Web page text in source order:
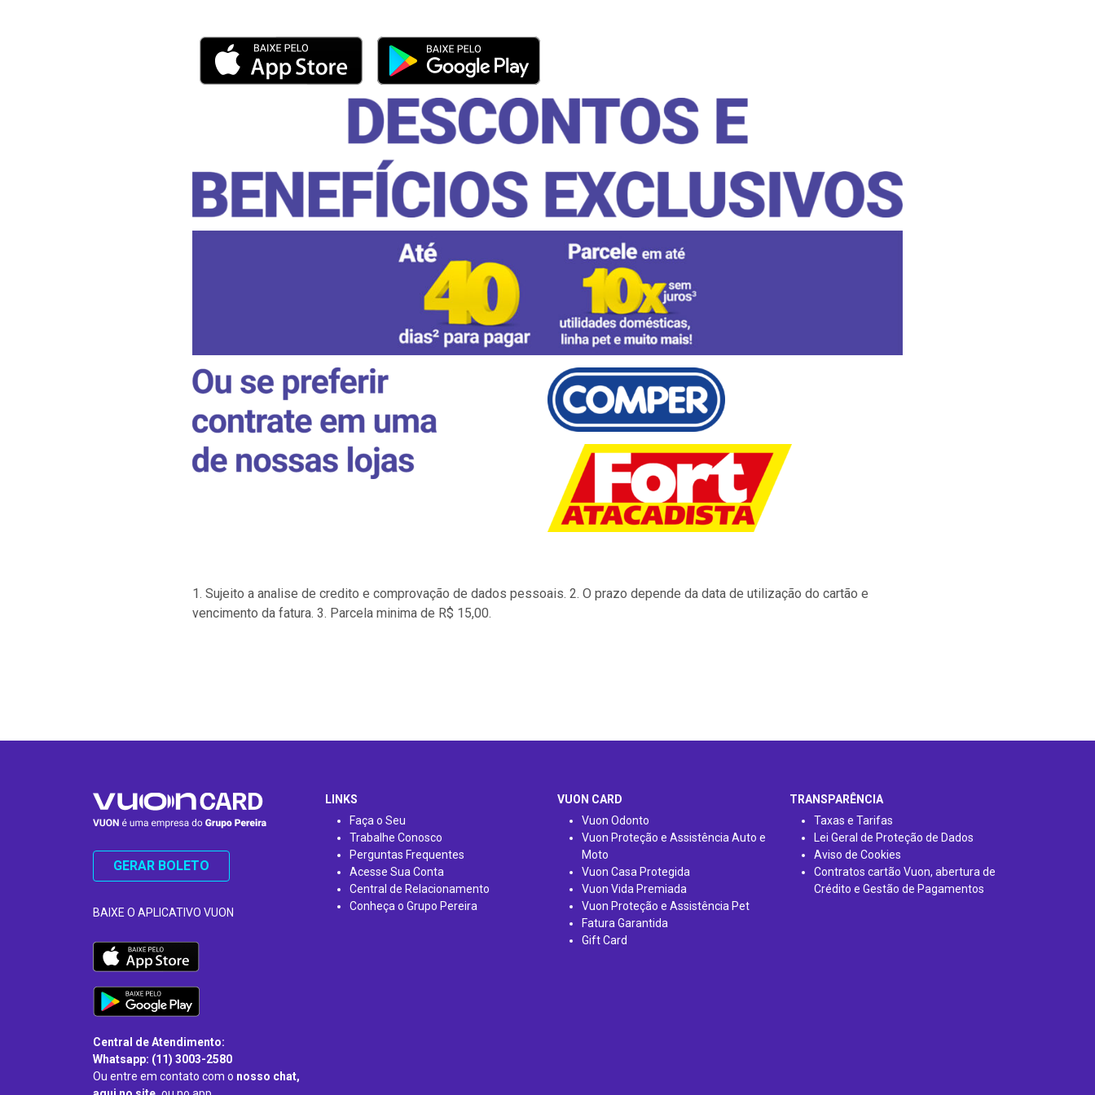
1. Sujeito a analise de credito e comprovação de dados pessoais. 2. O prazo depende da data de utilização do cartão e
vencimento da fatura. 3. Parcela minima de R$ 15,00.
GERAR BOLETO
BAIXE O APLICATIVO VUON
Central de Atendimento:
Whatsapp: (11) 3003-2580
Ou entre em contato com o nosso chat,
LINKS
Faça o Seu
Trabalhe Conosco
Perguntas Frequentes
Acesse Sua Conta
Central de Relacionamento
Conheça o Grupo Pereira
VUON CARD
Vuon Odonto
Vuon Proteção e Assistência Auto e
Moto
Vuon Casa Protegida
Vuon Vida Premiada
Vuon Proteção e Assistência Pet
Fatura Garantida
Gift Card
TRANSPARÊNCIA
Taxas e Tarifas
Lei Geral de Proteção de Dados
Aviso de Cookies
Contratos cartão Vuon, abertura de
Crédito e Gestão de Pagamentos